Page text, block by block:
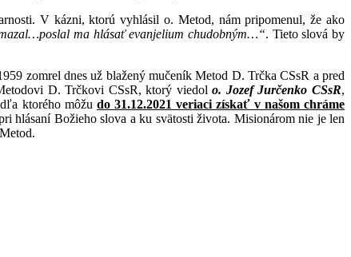
V kázni, ktorú vyhlásil o. Metod, nám pripomenul, že ako
ma hlásať evanjelium chudobným…“. Tieto slová by
zomrel dnes už blažený mučeník Metod D. Trčka CSsR a pred
D. Trčkovi CSsR, ktorý viedolo. Jozef Jurčenko CSsR,
ktorého môžu do 31.12.2021 veriaci získať v našom chráme
hlásaní Božieho slova a ku svätosti života. Misionárom nie je len